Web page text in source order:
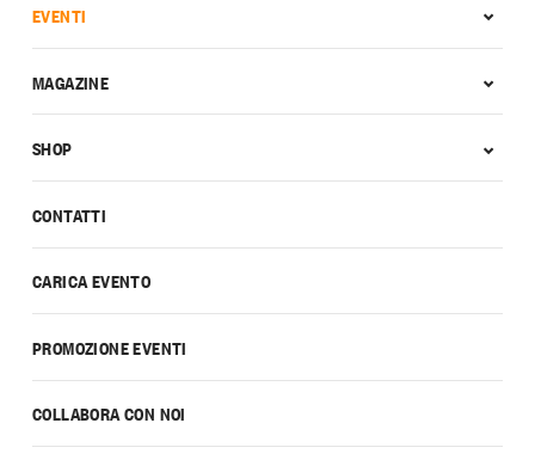
CONTATTI
CARICA EVENTO
PROMOZIONE EVENTI
COLLABORA CON NOI
EVENTI
MAGAZINE
SHOP